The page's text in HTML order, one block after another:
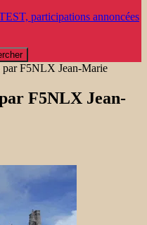
participations annoncées
par F5NLX Jean-Marie
F5NLX Jean-